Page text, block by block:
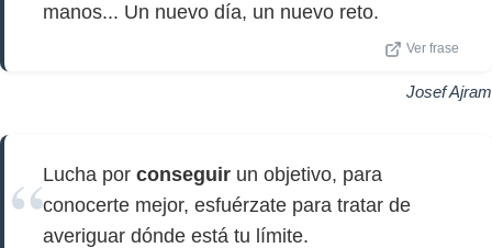
manos... Un nuevo día, un nuevo reto.
Ver frase
Josef Ajram
Lucha por conseguir un objetivo, para
conocerte mejor, esfuérzate para tratar de
averiguar dónde está tu límite.